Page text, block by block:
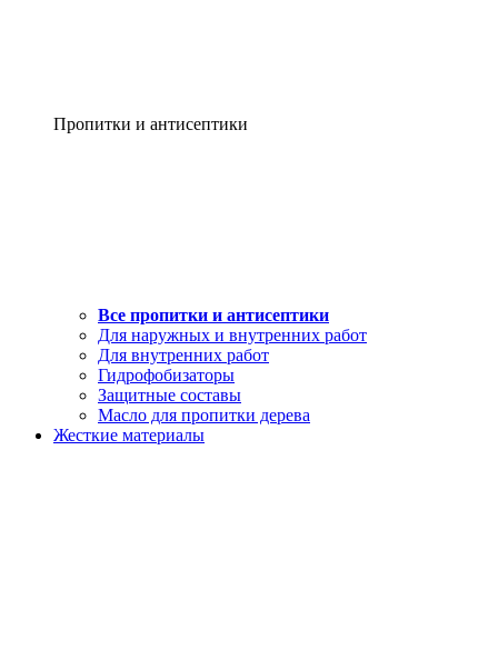
Пропитки и антисептики
Все пропитки и антисептики
Для наружных и внутренних работ
Для внутренних работ
Гидрофобизаторы
Защитные составы
Масло для пропитки дерева
Жесткие материалы